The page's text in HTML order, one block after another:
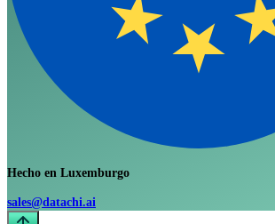
Hecho en Luxemburgo
sales@datachi.ai